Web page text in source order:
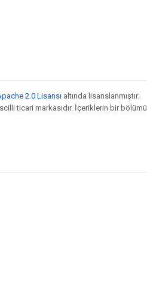
2.0 Lisansı altında lisanslanmıştır.
ticari markasıdır. İçeriklerin bir bölümü